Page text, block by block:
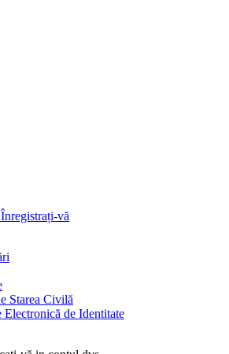
vă
Starea Civilă
Electronică de Identitate